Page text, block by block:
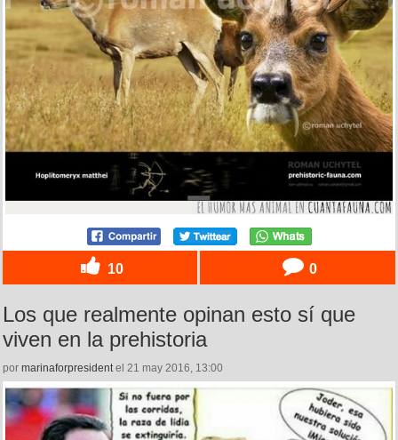
10 0
Los que realmente opinan esto sí que
viven en la prehistoria
por marinaforpresidentel 21 may 2016, 13:00